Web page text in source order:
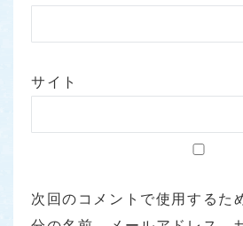
サイト
次回のコメントで使用するた